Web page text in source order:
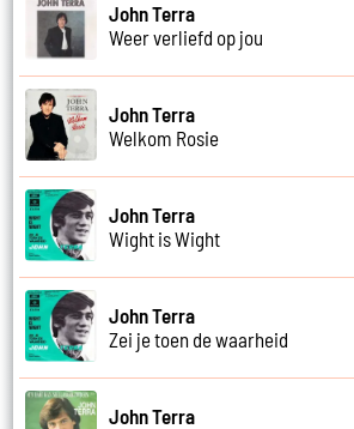
John Terra
Weer verliefd op jou
John Terra
Welkom Rosie
John Terra
Wight is Wight
John Terra
Zei je toen de waarheid
John Terra